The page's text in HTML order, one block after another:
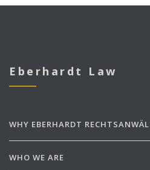
Eberhardt Law
WHY EBERHARDT
WHO WE ARE